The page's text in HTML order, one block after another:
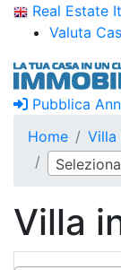
Real Estate
Valuta
Pubblica
Home
Villa
Villa